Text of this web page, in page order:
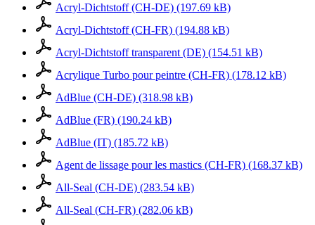
Acryl-Dichtstoff (CH-DE) (197.69 kB)
Acryl-Dichtstoff (CH-FR) (194.88 kB)
Acryl-Dichtstoff transparent (DE) (154.51 kB)
Acrylique Turbo pour peintre (CH-FR) (178.12 kB)
AdBlue (CH-DE) (318.98 kB)
AdBlue (FR) (190.24 kB)
AdBlue (IT) (185.72 kB)
Agent de lissage pour les mastics (CH-FR) (168.37 kB)
All-Seal (CH-DE) (283.54 kB)
All-Seal (CH-FR) (282.06 kB)